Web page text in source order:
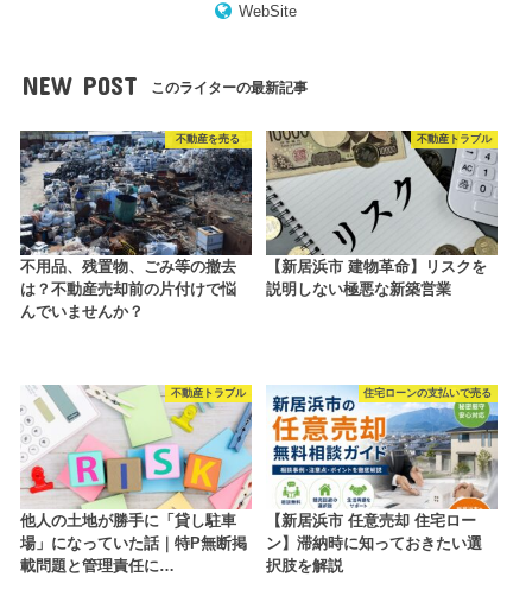
WebSite
NEW POST このライターの最新記事
不動産を売る
不用品、残置物、ごみ等の撤去
は？不動産売却前の片付けで悩
んでいませんか？
不動産トラブル
【新居浜市 建物革命】リスクを
説明しない極悪な新築営業
不動産トラブル
他人の土地が勝手に「貸し駐車
場」になっていた話｜特P無断掲
載問題と管理責任に…
住宅ローンの支払いで売る
【新居浜市 任意売却 住宅ロー
ン】滞納時に知っておきたい選
択肢を解説